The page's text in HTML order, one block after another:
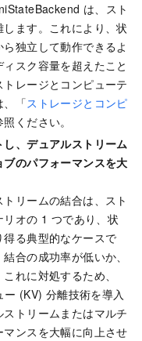
は、スト
ます。これにより、状
独立して動作できるよ
スク容量を超えたこと
レージとコンピューテ
、「ストレージとコンピ
照ください。
、デュアルストリーム
のパフォーマンスを大
リームの結合は、スト
オの 1 つであり、状
る典型的なケースで
合の成功率が低いか、
れに対処するため、
(KV) 分離技術を導入
トリームまたはマルチ
ンスを大幅に向上させ